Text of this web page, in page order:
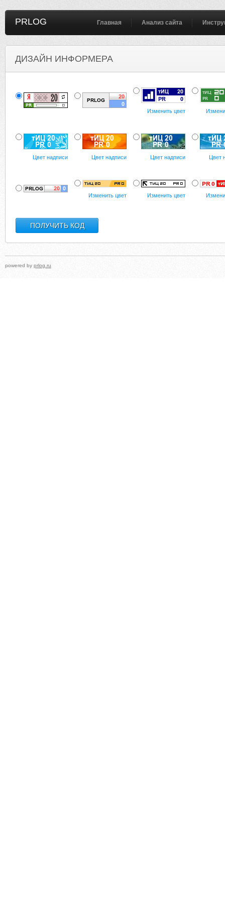
PRLOG Главная Анализ сайта
ДИЗАЙН ИНФОРМЕРА
Изменить цвет
Цвет надписи Цвет надписи Цвет надписи Цвет
Изменить цвет Изменить цвет
powered by prlog.ru